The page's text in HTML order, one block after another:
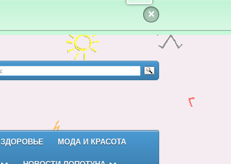
×
ЗДОРОВЬЕ МОДА И КРАСОТА